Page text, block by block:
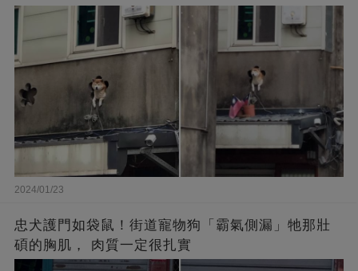
2024/01/23
忠犬護門如袋鼠！街道寵物狗「霸氣側漏」牠那壯
碩的胸肌， 肉質一定很扎實